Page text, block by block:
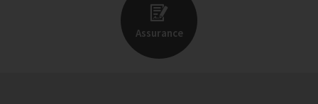
Assurance